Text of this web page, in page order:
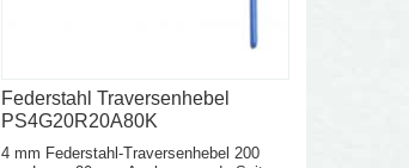
Federstahl Traversenhebel
PS4G20R20A80K
4 mm Federstahl-Traversenhebel 200